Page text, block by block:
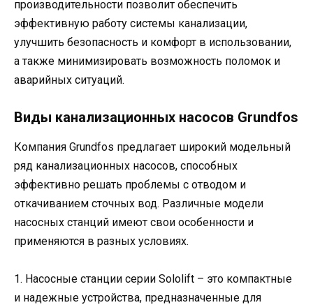
производительности позволит обеспечить
эффективную работу системы канализации,
улучшить безопасность и комфорт в использовании,
а также минимизировать возможность поломок и
аварийных ситуаций.
Виды канализационных насосов Grundfos
Компания Grundfos предлагает широкий модельный
ряд канализационных насосов, способных
эффективно решать проблемы с отводом и
откачиванием сточных вод. Различные модели
насосных станций имеют свои особенности и
применяются в разных условиях.
1. Насосные станции серии Sololift – это компактные
и надежные устройства, предназначенные для